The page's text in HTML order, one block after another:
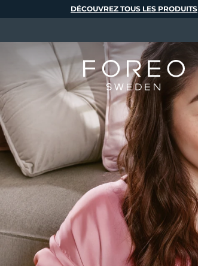
DÉCOUVREZ TOUS LES PRODUITS